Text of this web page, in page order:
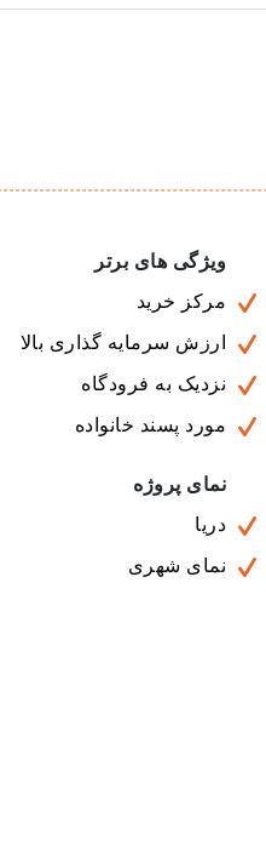
ویژگی های برتر
مرکز خرید
ارزش سرمایه گذاری بالا
نزدیک به فرودگاه
مورد پسند خانواده
نمای پروژه
دریا
نمای شهری